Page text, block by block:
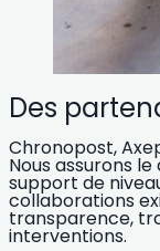
Des
Chronopost,
Nous assurons
support de
collaborations
transparence,
interventions.